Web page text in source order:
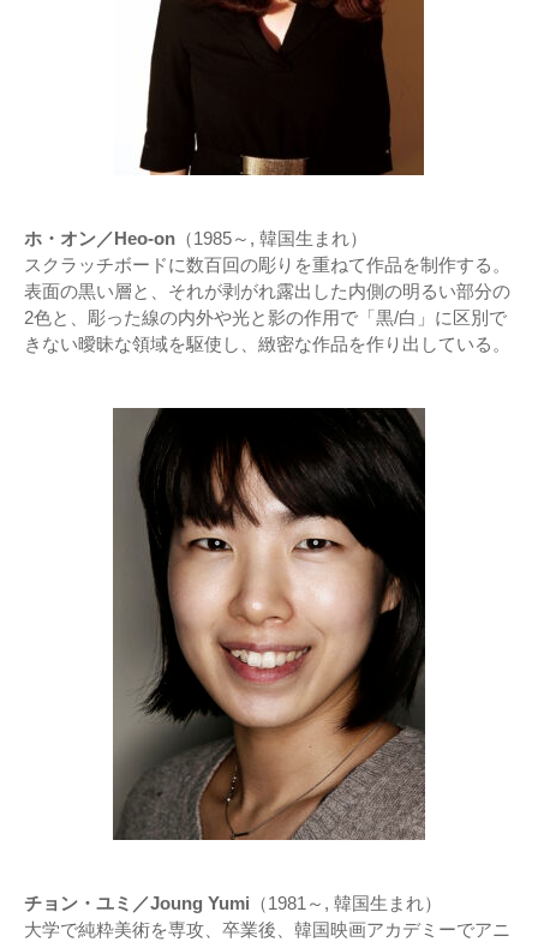
ホ・オン／Heo-on （1985～, 韓国生まれ）
スクラッチボードに数百回の彫りを重ねて作品を制作する。
表面の黒い層と、それが剥がれ露出した内側の明るい部分の
2色と、彫った線の内外や光と影の作用で「黒/白」に区別で
きない曖昧な領域を駆使し、緻密な作品を作り出している。
チョン・ユミ／Joung Yumi （1981～, 韓国生まれ）
大学で純粋美術を専攻、卒業後、韓国映画アカデミーでアニ